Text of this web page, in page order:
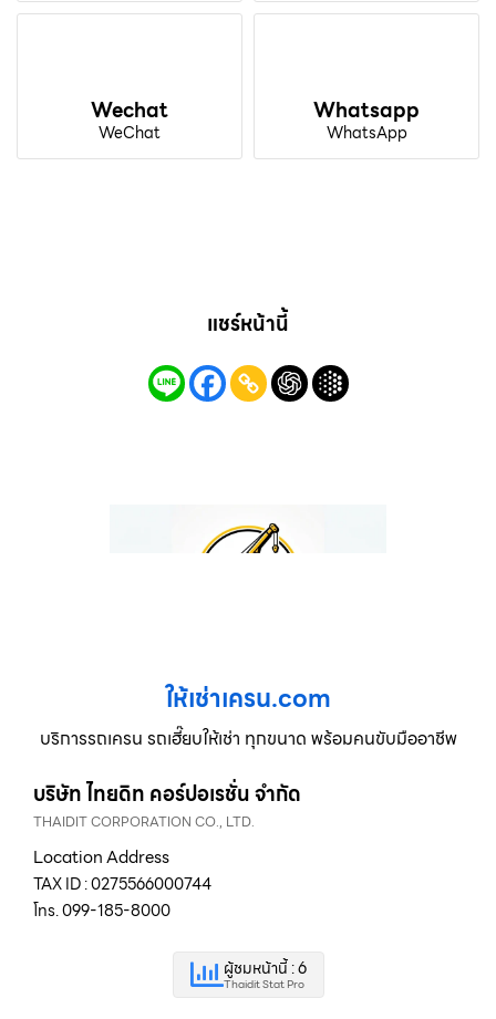
Wechat
WeChat
Whatsapp
WhatsApp
แชร์หน้านี้
ให้เช่าเครน.com
บริการรถเครน รถเฮี๊ยบให้เช่า ทุกขนาด พร้อมคนขับมืออาชีพ
บริษัท ไทยดิท คอร์ปอเรชั่น จำกัด
THAIDIT CORPORATION CO., LTD.
Location Address
TAX ID : 0275566000744
โทร. 099-185-8000
ผู้ชมหน้านี้ : 6
Thaidit Stat Pro